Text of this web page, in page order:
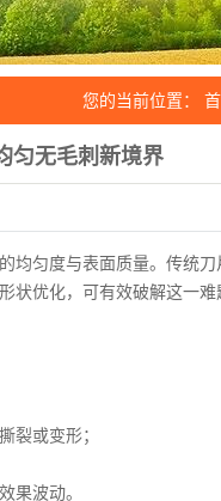
刀
片
件
您的当前位置：
匀无毛刺新境界
均匀度与表面质量。传统刀
状优化，可有效破解这一
裂或变形；
果波动。